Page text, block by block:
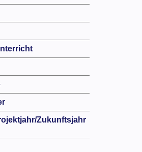
Zukunftsjahr